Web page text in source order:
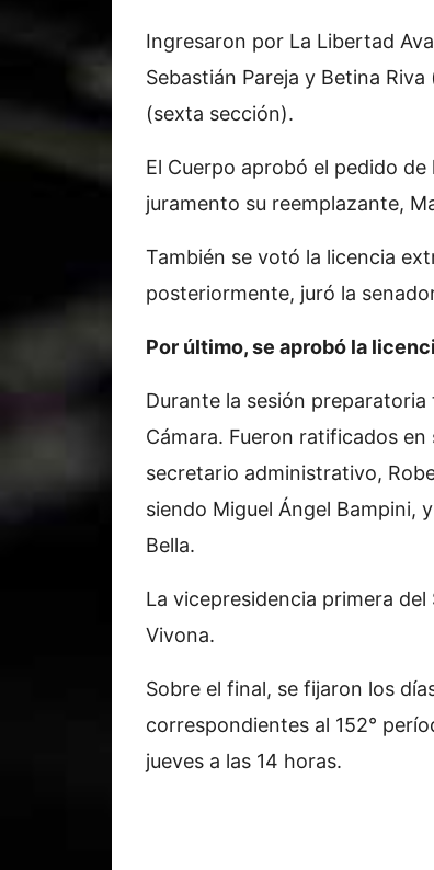
Ingresaron por La Libertad
Sebastián Pareja y Betina
(sexta sección).
El Cuerpo aprobó el pedido
juramento su reemplazante,
También se votó la licencia
posteriormente, juró la
Por último, se aprobó la
Durante la sesión
Cámara. Fueron ratificados
secretario administrativo,
siendo Miguel Ángel Bampini,
Bella.
La vicepresidencia primera
Vivona.
Sobre el final, se fijaron los
correspondientes al 152°
jueves a las 14 horas.